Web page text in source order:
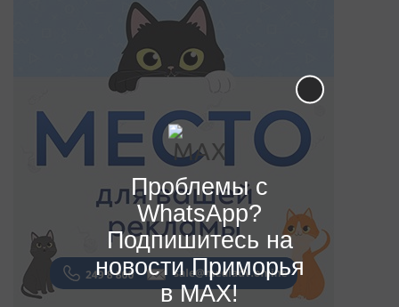
Проблемы с
WhatsApp?
Подпишитесь на
новости Приморья
в MAX!